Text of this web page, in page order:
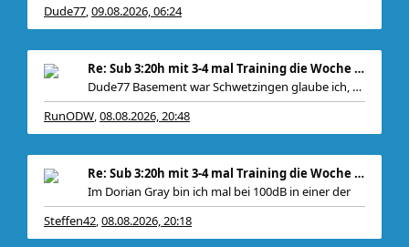
Dude77,09.08.2026, 06:24
Re: Sub 3:20h mit 3-4 mal Training die Woche machb
Dude77 Basement war Schwetzingen glaube ich, war
RunODW,08.08.2026, 20:48
Re: Sub 3:20h mit 3-4 mal Training die Woche machb
Im Dorian Gray bin ich mal bei 100dB in einer der
Steffen42,08.08.2026, 20:18